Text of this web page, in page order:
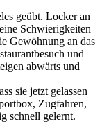
geübt. Locker an
Schwierigkeiten
Gewöhnung an das
und
abwärts und
sie jetzt gelassen
Zugfahren,
schnell gelernt.